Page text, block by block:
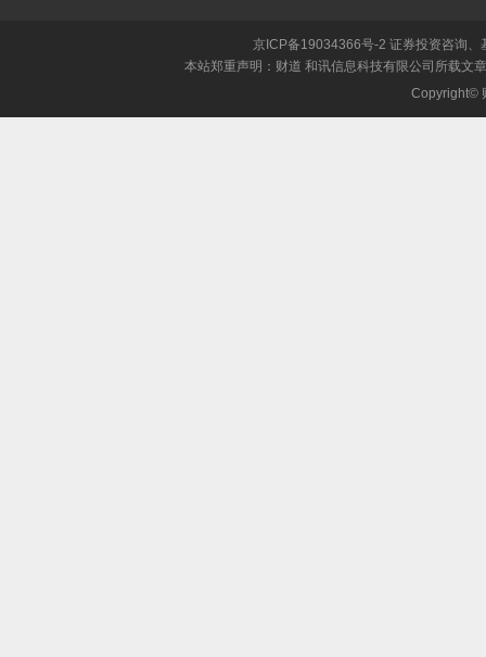
京ICP备19034366号-2 证券投资咨询、
本站郑重声明：财道 和讯信息科技有限公司所载文
Copyright©